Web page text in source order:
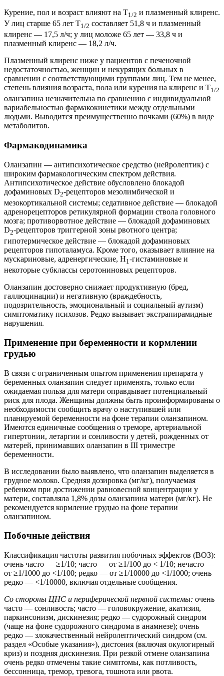
Курение, пол и возраст влияют на T1/2 и плазменный клиренс.
У лиц старше 65 лет T1/2 составляет 51,8 ч и плазменный
клиренс — 17,5 л/ч; у лиц моложе 65 лет — 33,8 ч и
плазменный клиренс — 18,2 л/ч.
Плазменный клиренс ниже у пациентов с печеночной
недостаточностью, женщин и некурящих больных в
сравнении с соответствующими группами лиц. Тем не менее,
степень влияния возраста, пола или курения на клиренс и T1/2
оланзапина незначительна по сравнению с индивидуальной
вариабельностью фармакокинетики между отдельными
людьми. Выводится преимущественно почками (60%) в виде
метаболитов.
Фармакодинамика
Оланзапин — антипсихотическое средство (нейролептик) с
широким фармакологическим спектром действия.
Антипсихотическое действие обусловлено блокадой
дофаминовых D2-рецепторов мезолимбической и
мезокортикальной системы; седативное действие — блокадой
адренорецепторов ретикулярной формации ствола головного
мозга; противорвотное действие — блокадой дофаминовых
D2-рецепторов триггерной зоны рвотного центра;
гипотермическое действие — блокадой дофаминовых
рецепторов гипоталамуса. Кроме того, оказывает влияние на
мускариновые, адренергические, Н1-гистаминовые и
некоторые субклассы серотониновых рецепторов.
Оланзапин достоверно снижает продуктивную (бред,
галлюцинации) и негативную (враждебность,
подозрительность, эмоциональный и социальный аутизм)
симптоматику психозов. Редко вызывает экстрапирамидные
нарушения.
Применение при беременности и кормлении
грудью
В связи с ограниченным опытом применения препарата у
беременных оланзапин следует применять, только если
ожидаемая польза для матери оправдывает потенциальный
риск для плода. Женщины должны быть проинформированы о
необходимости сообщить врачу о наступившей или
планируемой беременности на фоне терапии оланзапином.
Имеются единичные сообщения о треморе, артериальной
гипертонии, летаргии и сонливости у детей, рожденных от
матерей, принимавших оланзапин в III триместре
беременности.
В исследовании было выявлено, что оланзапин выделяется в
грудное молоко. Средняя дозировка (мг/кг), получаемая
ребенком при достижении равновесной концентрации у
матери, составляла 1,8% дозы оланзапина матери (мг/кг). Не
рекомендуется кормление грудью на фоне терапии
оланзапином.
Побочные действия
Классификация частоты развития побочных эффектов (ВОЗ):
очень часто — ≥1/10; часто — от ≥1/100 до < 1/10; нечасто —
от ≥1/1000 до <1/100; редко — от ≥1/10000 до <1/1000; очень
редко — <1/10000, включая отдельные сообщения.
Со стороны ЦНС и периферической нервной системы: очень
часто — сонливость; часто — головокружение, акатизия,
паркинсонизм, дискинезия; редко — судорожный синдром
(чаще на фоне судорожного синдрома в анамнезе); очень
редко — злокачественный нейролептический синдром (см.
раздел «Особые указания»), дистония (включая окулогирный
криз) и поздняя дискинезия. При резкой отмене оланзапина
очень редко отмечены такие симптомы, как потливость,
бессонница, тремор, тревога, тошнота или рвота.